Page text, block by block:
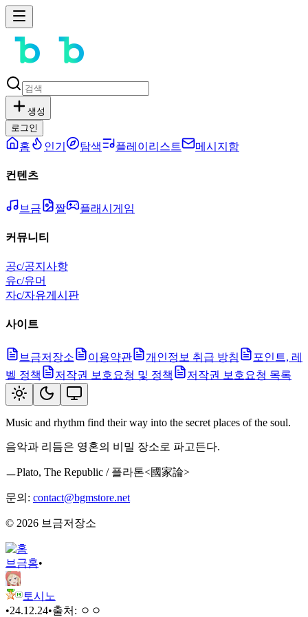
생성
로그인
홈 인기 탐색 플레이리스트 메시지함
컨텐츠
브금 짤 플래시게임
커뮤니티
공c/공지사항
유c/유머
자c/자유게시판
사이트
브금저장소 이용약관 개인정보 취급 방침
포인트, 레
벨 정책
저작권 보호요청 및 정책 저작권 보호요청 목록
Music and rhythm find their way into the secret places of the soul.
음악과 리듬은 영혼의 비밀 장소로 파고든다.
ㅡPlato, The Republic / 플라톤<國家論>
문의: contact@bgmstore.net
© 2026 브금저장소
브금홈•
토시노
•24.12.24•출처: ㅇㅇ